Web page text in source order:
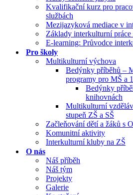
Kvalifikační kurz pro
službách
Mezijazyková mediace v
Základy interkulturní
E-learning: Průvodce
Pro školy
Multikulturní výchova
Bedýnky příběhů –
programy pro MŠ a
Bedýnky
knihovnách
Multikulturní
stupeň ZŠ a SŠ
Začleňování dětí a žáků s
Komunitní aktivity
Interkulturní kluby na ZŠ
O nás
Náš příběh
Náš tým
Projekty
Galerie